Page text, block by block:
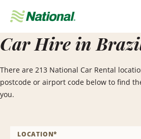
Navigation
Car Hire in
There are 213 National Car Rental
postcode or airport code below to find
you.
LOCATION*